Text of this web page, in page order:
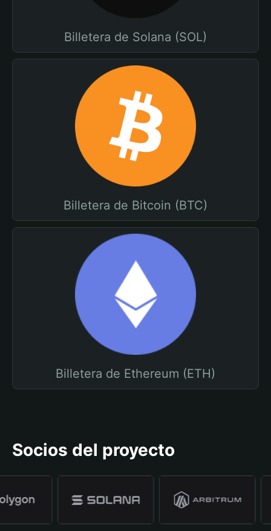
Billetera de Solana (SOL)
Billetera de Bitcoin (BTC)
Billetera de Ethereum (ETH)
Socios del proyecto